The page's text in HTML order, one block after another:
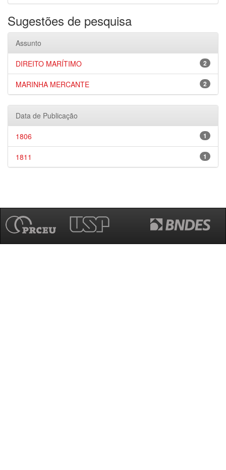
Sugestões de pesquisa
Assunto
2
DIREITO MARÍTIMO
2
MARINHA MERCANTE
Data de Publicação
1
1806
1
1811